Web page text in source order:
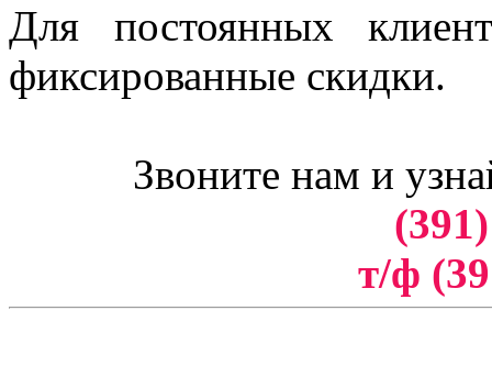
Для постоянных
фиксированные скидки.
Звоните нам и
т/ф